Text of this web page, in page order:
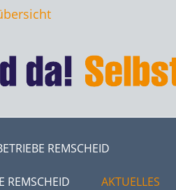
REMSCHEID
REMSCHEID
AKTUELLES